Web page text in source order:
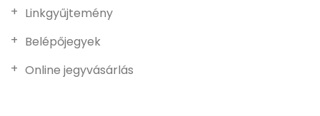
Linkgyűjtemény
Belépőjegyek
Online jegyvásárlás